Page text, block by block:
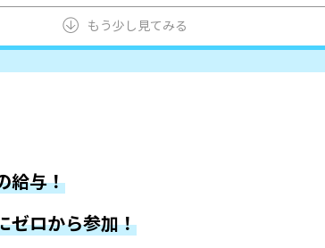
もう少し見てみる
給与！
ゼロから参加！